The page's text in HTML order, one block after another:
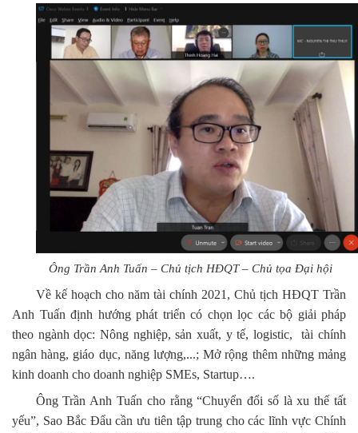
Ông Trần Anh Tuấn – Chủ tịch HĐQT – Chủ tọa Đại hội
Về kế hoạch cho năm tài chính 2021, Chủ tịch HĐQT Trần
Anh Tuấn định hướng phát triển có chọn lọc các bộ giải pháp
theo ngành dọc: Nông nghiệp, sản xuất, y tế, logistic, tài chính
ngân hàng, giáo dục, năng lượng,...; Mở rộng thêm những mảng
kinh doanh cho doanh nghiệp SMEs, Startup….
Ông Trần Anh Tuấn cho rằng “Chuyển đổi số là xu thế tất
yếu”, Sao Bắc Đẩu cần ưu tiên tập trung cho các lĩnh vực Chính